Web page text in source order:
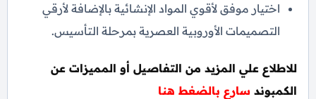
اختيار موفق لأقوي المواد الإنشائية بالإضافة لأرقي
التصميمات الأوروبية العصرية بمرحلة التأسيس.
للاطلاع علي المزيد من التفاصيل أو المميزات عن
الكمبوند سارع بالضغط هنا